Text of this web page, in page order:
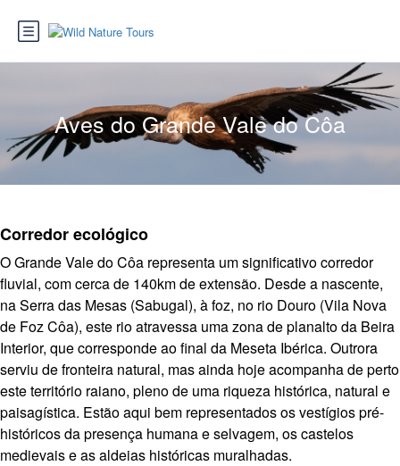
Aves do Grande Vale do Côa
Corredor ecológico
O Grande Vale do Côa representa um significativo corredor
fluvial, com cerca de 140km de extensão. Desde a nascente,
na Serra das Mesas (Sabugal), à foz, no rio Douro (Vila Nova
de Foz Côa), este rio atravessa uma zona de planalto da Beira
Interior, que corresponde ao final da Meseta Ibérica. Outrora
serviu de fronteira natural, mas ainda hoje acompanha de perto
este território raiano, pleno de uma riqueza histórica, natural e
paisagística. Estão aqui bem representados os vestígios pré-
históricos da presença humana e selvagem, os castelos
medievais e as aldeias históricas muralhadas.